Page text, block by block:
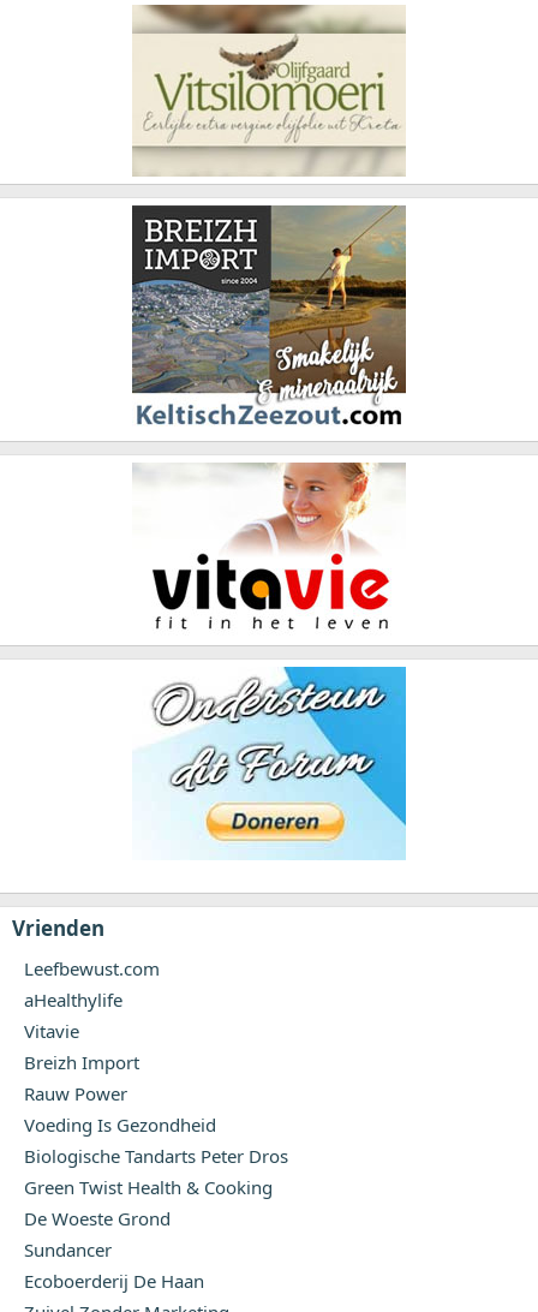
Vrienden
Leefbewust.com
aHealthylife
Vitavie
Breizh Import
Rauw Power
Voeding Is Gezondheid
Biologische Tandarts Peter Dros
Green Twist Health & Cooking
De Woeste Grond
Sundancer
Ecoboerderij De Haan